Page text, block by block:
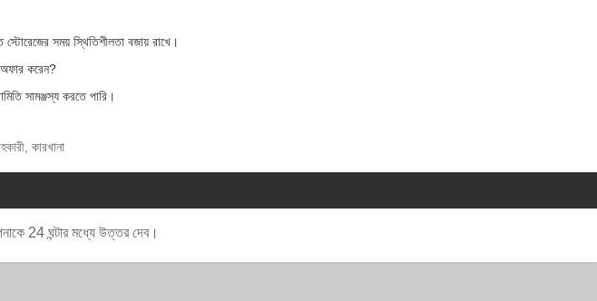
সময় স্থিতিশীলতা বজায় রাখে।
অফার করেন?
সামঞ্জস্য করতে পারি।
কারখানা
24 ঘন্টার মধ্যে উত্তর দেব।